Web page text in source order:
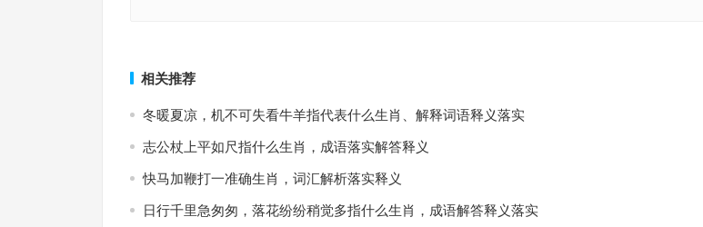
相关推荐
冬暖夏凉，机不可失看牛羊指代表什么生肖、解释词语释义落实
志公杖上平如尺指什么生肖，成语落实解答释义
快马加鞭打一准确生肖，词汇解析落实释义
日行千里急匆匆，落花纷纷稍觉多指什么生肖，成语解答释义落实